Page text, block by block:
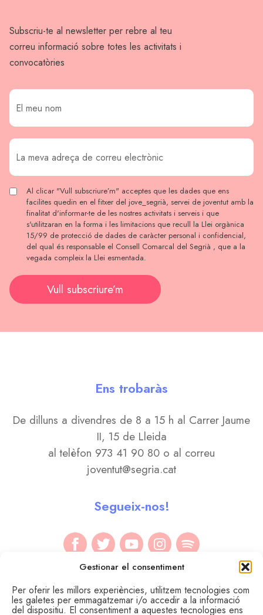
Gestionar el consentiment
Per oferir les millors experiències, utilitzem tecnologies com
les galetes per emmagatzemar i/o accedir a la informació
del dispositiu. El consentiment a aquestes tecnologies ens
Subscriu-te al newsletter per rebre al teu
correu informació sobre totes les activitats i
convocatòries
Al clicar "Vull subscriure’m" acceptes que les dades que ens
facilites quedin en el fitxer del jove_segrià, servei de joventut amb la
finalitat d'informar-te de les nostres activitats i serveis i que
s'utilitzaran en la forma i les limitacions que recull la Llei orgànica
15/99 de protecció de dades de caràcter personal i confidencial,
del qual és responsable el Consell Comarcal del Segrià , que a la
vegada compleix la Llei esmentada.
Vull subscriure’m
Ens trobaràs
De dilluns a divendres de 8 a 15 h al Carrer Jaume
II, 15 de Lleida
al telèfon 973 41 90 80 o al correu
joventut@segria.cat
Segueix-nos!